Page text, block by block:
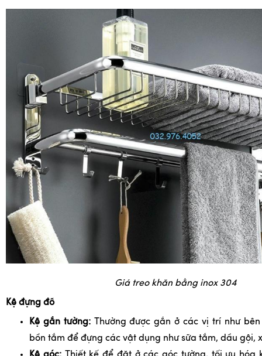
Giá treo khăn bằng inox 304
Kệ đựng đồ
Kệ gắn tường:Thường được gắn ở các vị trí như
bồn tắm để đựng các vật dụng như sữa tắm, dầu gội,